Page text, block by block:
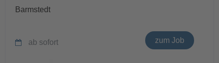
Barmstedt
ab sofort zum Job